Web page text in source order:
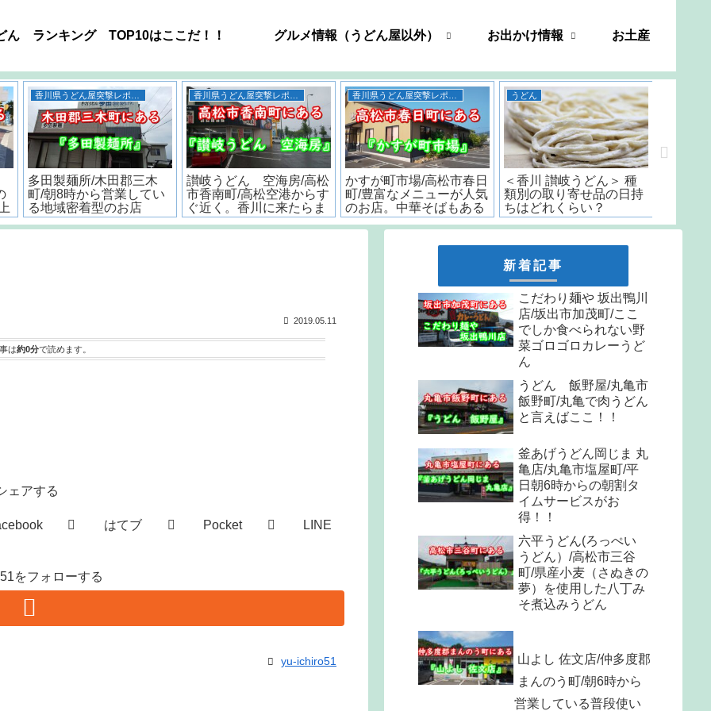
ん ランキング TOP10はここだ！！ グルメ情報（うどん屋以外） お出かけ情報 お土産
うどん
高松空港周辺のうどん屋
おすすめ12選！！全店舗
6㎞以内で超有名店もあ
るよ。
うどん
<香川・讃岐流>おいしい
うどんだしの作り方とポ
イント
香川県うどん屋突撃レポート
善や/高松市新田町/創業
から33年続く屋島の名店
のうどんは間違いない..
うどん
五右衛門 うどん 香川/
「日本一うまいカレーう
どん」と言われた名店の
味をお取り寄せ
天ぷら
2019.05.11
は約0分で読めます。
ェアする
はてブ Pocket LINE
をフォローする
yu-ichiro51
新着記事
こだわり麺や 坂出鴨川
店/坂出市加茂町/ここ
でしか食べられない野
菜ゴロゴロカレーうど
ん
うどん 飯野屋/丸亀市
飯野町/丸亀で肉うどん
と言えばここ！！
釜あげうどん岡じま 丸
亀店/丸亀市塩屋町/平
日朝6時からの朝割タ
イムサービスがお
得！！
六平うどん(ろっぺい
うどん）/高松市三谷
町/県産小麦（さぬきの
夢）を使用した八丁み
そ煮込みうどん
山よし 佐文店/仲多度郡
まんのう町/朝6時から
営業している普段使い